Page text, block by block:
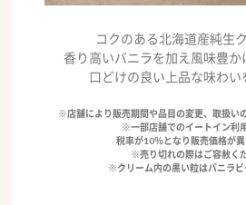
コクのある北海道産純生
香り高いバニラを加え風味豊か
口どけの良い上品な味わい
※店舗により販売期間や品目の変更、取扱い
※一部店舗でのイートイン利
税率が10％となり販売価格が異
※売り切れの際はご容赦くだ
※クリーム内の黒い粒はバニラビ